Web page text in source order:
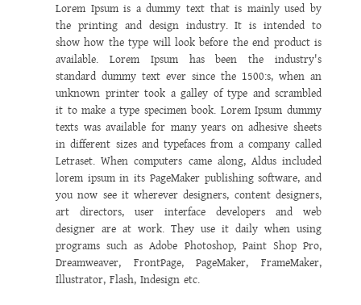
Lorem Ipsum is a dummy text that is mainly used by
the printing and design industry. It is intended to
show how the type will look before the end product is
available. Lorem Ipsum has been the industry's
standard dummy text ever since the 1500:s, when an
unknown printer took a galley of type and scrambled
it to make a type specimen book. Lorem Ipsum dummy
texts was available for many years on adhesive sheets
in different sizes and typefaces from a company called
Letraset. When computers came along, Aldus included
lorem ipsum in its PageMaker publishing software, and
you now see it wherever designers, content designers,
art directors, user interface developers and web
designer are at work. They use it daily when using
programs such as Adobe Photoshop, Paint Shop Pro,
Dreamweaver, FrontPage, PageMaker, FrameMaker,
Illustrator, Flash, Indesign etc.